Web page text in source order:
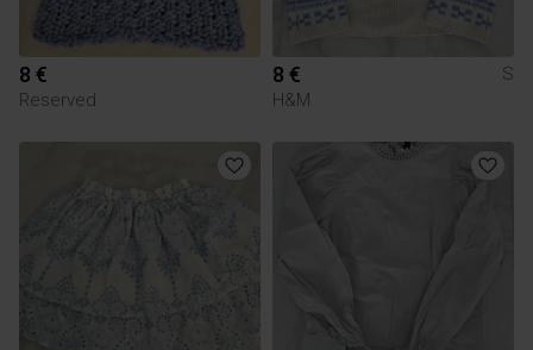
8 €
Reserved
8 €
S
H&M